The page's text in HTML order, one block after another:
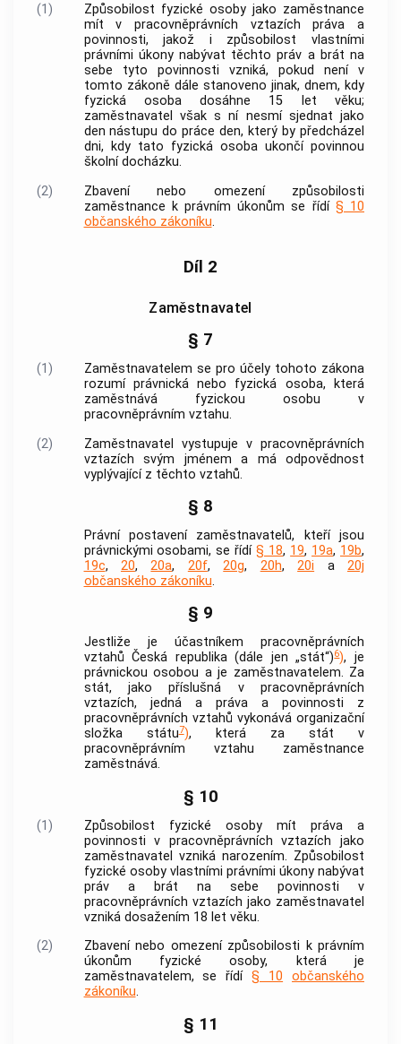
(1)
Způsobilost fyzické osoby jako zaměstnance
mít v pracovněprávních vztazích práva a
povinnosti, jakož i způsobilost vlastními
právními úkony nabývat těchto práv a brát na
sebe tyto povinnosti vzniká, pokud není v
tomto zákoně dále stanoveno jinak, dnem, kdy
fyzická osoba dosáhne 15 let věku;
zaměstnavatel
však s ní nesmí sjednat jako
den nástupu do práce den, který by předcházel
dni, kdy tato fyzická osoba ukončí povinnou
školní docházku.
(2)
Zbavení nebo omezení způsobilosti
zaměstnance k právním úkonům se řídí § 10
občanského zákoníku.
Díl 2
Zaměstnavatel
§ 7
(1) Zaměstnavatelem se pro účely tohoto zákona
rozumí právnická nebo fyzická osoba, která
zaměstnává fyzickou osobu v
pracovněprávním vztahu.
(2)
Zaměstnavatel
vystupuje v pracovněprávních
vztazích svým jménem a má odpovědnost
vyplývající z těchto vztahů.
§ 8
Právní postavení zaměstnavatelů, kteří jsou
právnickými osobami, se řídí§ 18, 19, 19a, 19b,
19c, 20,20a, 20f,20g, 20h,20i a 20j
občanského zákoníku.
§ 9
Jestliže je účastníkem pracovněprávních
vztahů Česká republika (dále jen „stát“)6), je
právnickou osobou a je zaměstnavatelem. Za
stát, jako příslušná v pracovněprávních
vztazích, jedná a práva a povinnosti z
pracovněprávních vztahů vykonává organizační
složka státu7), která za stát v
pracovněprávním vztahu zaměstnance
zaměstnává.
§ 10
(1)
Způsobilost fyzické osoby mít práva a
povinnosti v pracovněprávních vztazích jako
zaměstnavatel vzniká narozením. Způsobilost
fyzické osoby vlastními právními úkony nabývat
práv a brát na sebe povinnosti v
pracovněprávních vztazích jako zaměstnavatel
vzniká dosažením 18 let věku.
(2)
Zbavení nebo omezení způsobilosti k právním
úkonům fyzické osoby, která je
zaměstnavatelem, se řídí§ 10
občanského
zákoníku.
§ 11